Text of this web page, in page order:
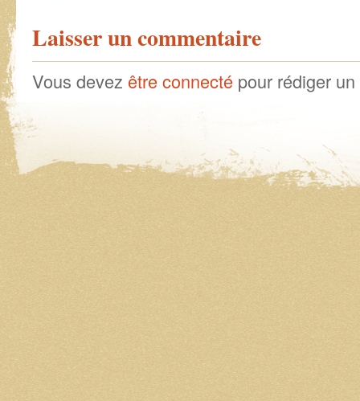
Laisser un commentaire
Vous devez être connecté pour rédiger